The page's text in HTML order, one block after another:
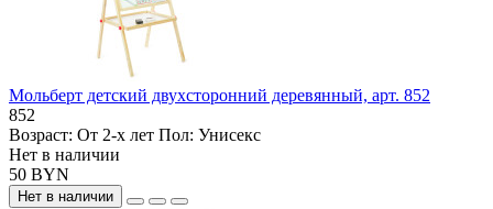
Мольберт детский двухсторонний деревянный, арт. 852
852
Возраст: От 2-х лет Пол: Унисекс
Нет в наличии
50 BYN
Нет в наличии